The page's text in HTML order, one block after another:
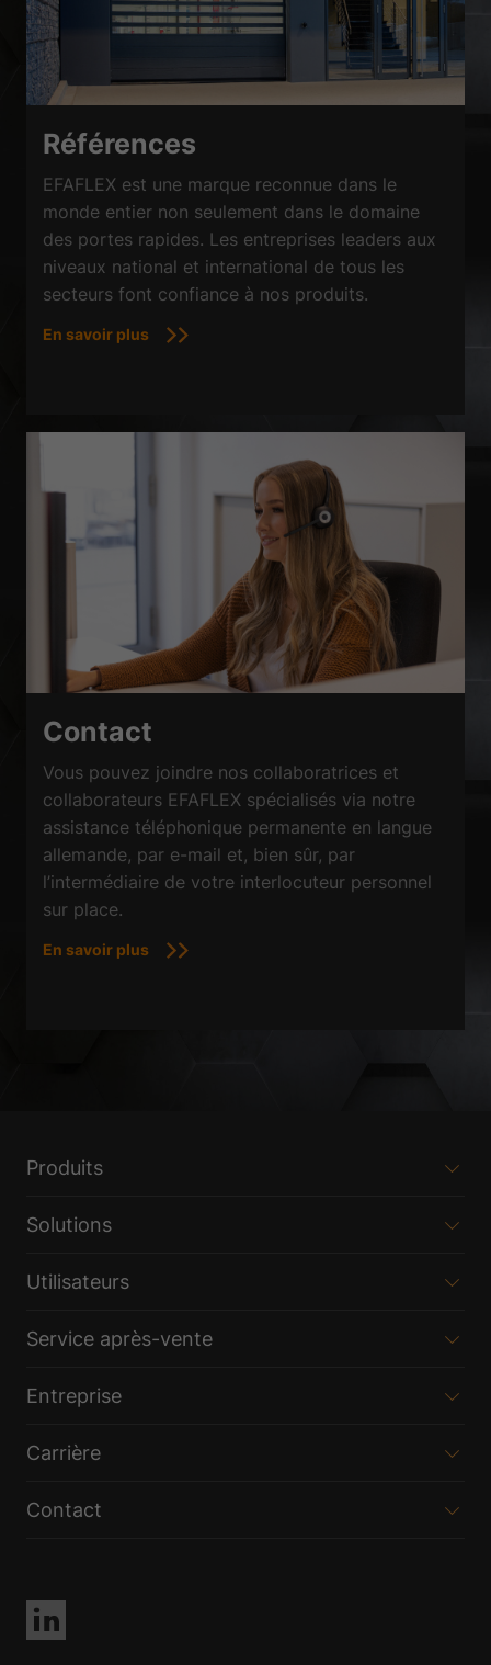
Références
EFAFLEX est une marque reconnue dans le
monde entier non seulement dans le domaine
des portes rapides. Les entreprises leaders aux
niveaux national et international de tous les
secteurs font confiance à nos produits.
En savoir plus
Contact
Vous pouvez joindre nos collaboratrices et
collaborateurs EFAFLEX spécialisés via notre
assistance téléphonique permanente en langue
allemande, par e-mail et, bien sûr, par
l’intermédiaire de votre interlocuteur personnel
sur place.
En savoir plus
Produits
Solutions
Utilisateurs
Service après-vente
Entreprise
Carrière
Contact